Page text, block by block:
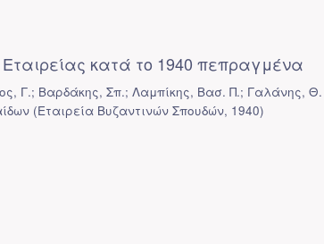
κατά το 1940 πεπραγμένα
Γ.; Βαρδάκης, Σπ.; Λαμπίκης, Βασ. Π.; Γαλάνης, Θ.
(Εταιρεία Βυζαντινών Σπουδών, 1940)